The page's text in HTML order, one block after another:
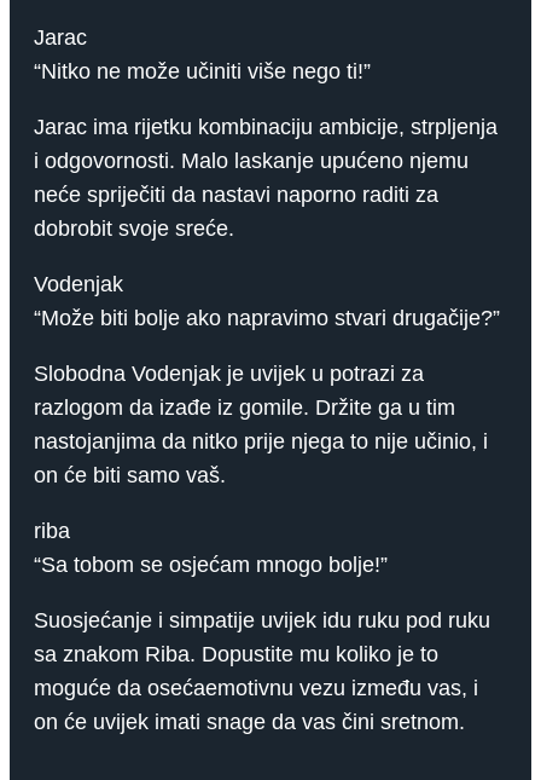
Jarac
“Nitko ne može učiniti više nego ti!”
Jarac ima rijetku kombinaciju ambicije, strpljenja
i odgovornosti. Malo laskanje upućeno njemu
neće spriječiti da nastavi naporno raditi za
dobrobit svoje sreće.
Vodenjak
“Može biti bolje ako napravimo stvari drugačije?”
Slobodna Vodenjak je uvijek u potrazi za
razlogom da izađe iz gomile. Držite ga u tim
nastojanjima da nitko prije njega to nije učinio, i
on će biti samo vaš.
riba
“Sa tobom se osjećam mnogo bolje!”
Suosjećanje i simpatije uvijek idu ruku pod ruku
sa znakom Riba. Dopustite mu koliko je to
moguće da osećaemotivnu vezu između vas, i
on će uvijek imati snage da vas čini sretnom.